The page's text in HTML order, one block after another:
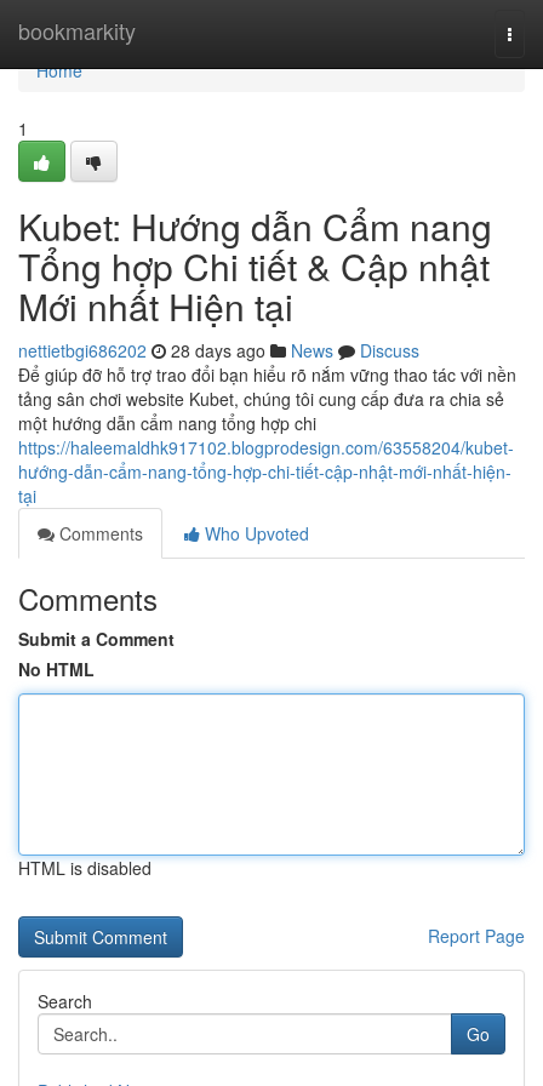
bookmarkity
Home
Home
1
Kubet: Hướng dẫn Cẩm nang
Tổng hợp Chi tiết & Cập nhật
Mới nhất Hiện tại
nettietbgi686202 28 days ago News
Discuss
Để giúp đỡ hỗ trợ trao đổi bạn hiểu rõ nắm vững thao tác với nền
tảng sân chơi website Kubet, chúng tôi cung cấp đưa ra chia sẻ
một hướng dẫn cẩm nang tổng hợp chi
https://haleemaldhk917102.blogprodesign.com/63558204/kubet-
hướng-dẫn-cẩm-nang-tổng-hợp-chi-tiết-cập-nhật-mới-nhất-hiện-
tại
Comments
Who Upvoted
Comments
Submit a Comment
No HTML
HTML is disabled
Report Page
Search
Go